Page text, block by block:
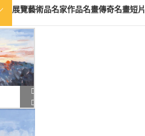
展覽藝術品名家作品名畫傳奇名畫短片